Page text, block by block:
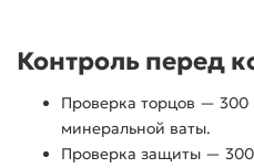
Контроль перед
Проверка торцов — 300
минеральной ваты.
Проверка защиты — 300